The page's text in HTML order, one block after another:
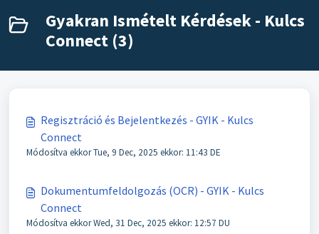
Gyakran Ismételt Kérdések - Kulcs
Connect (3)
Regisztráció és Bejelentkezés - GYIK - Kulcs
Connect
Módosítva ekkor Tue, 9 Dec, 2025 ekkor: 11:43 DE
Dokumentumfeldolgozás (OCR) - GYIK - Kulcs
Connect
Módosítva ekkor Wed, 31 Dec, 2025 ekkor: 12:57 DU